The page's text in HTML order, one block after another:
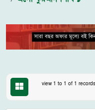
view 1 to 1 of 1 records